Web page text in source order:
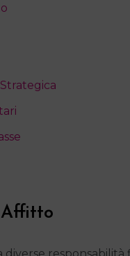
Affitto